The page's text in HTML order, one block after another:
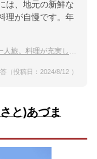
は、地元の新鮮な
理が自慢です。年
が充実している温泉宿は？
（投稿日：2024/8/12 ）
と)あづま